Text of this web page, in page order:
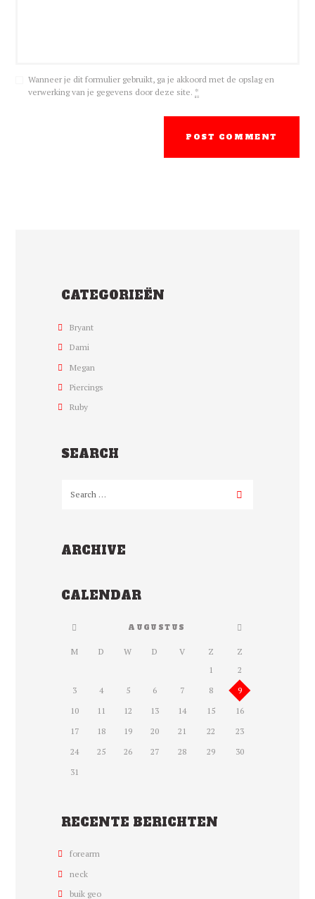
Wanneer je dit formulier gebruikt, ga je akkoord met de opslag en
verwerking van je gegevens door deze site. *
CATEGORIEËN
Bryant
Dami
Megan
Piercings
Ruby
SEARCH
ARCHIVE
CALENDAR
AUGUSTUS
M D W D V Z
Z
1
2
3
4 5 6 7 8
9
10
11 12 13 14 15
16
17
18 19 20 21 22
23
24
25 26 27 28 29
30
31
RECENTE BERICHTEN
forearm
neck
buik geo